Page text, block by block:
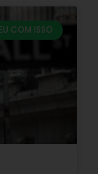
COM ISSO